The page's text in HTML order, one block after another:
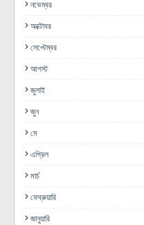
নভেম্বর
অক্টোবর
সেপ্টেম্বর
আগস্ট
জুলাই
জুন
মে
এপ্রিল
মার্চ
ফেব্রুয়ারি
জানুয়ারি